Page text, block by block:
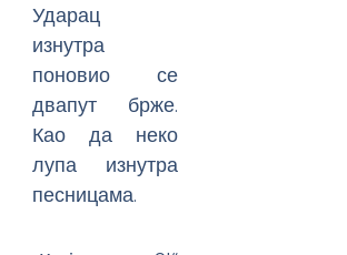
Ударац
изнутра
поновио се
двапут брже.
Као да неко
лупа изнутра
песницама.